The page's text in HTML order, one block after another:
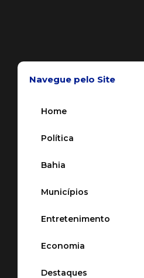
Navegue pelo Site
Home
Política
Bahia
Municípios
Entretenimento
Economia
Destaques